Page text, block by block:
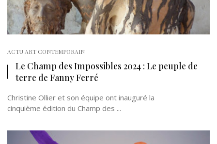
ACTU ART CONTEMPORAIN
Le Champ des Impossibles 2024 : Le peuple de
terre de Fanny Ferré
Christine Ollier et son équipe ont inauguré la
cinquième édition du Champ des ...